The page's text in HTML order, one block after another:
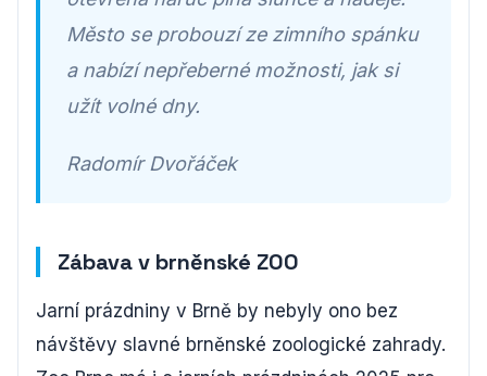
Město se probouzí ze zimního spánku
a nabízí nepřeberné možnosti, jak si
užít volné dny.
Radomír Dvořáček
Zábava v brněnské ZOO
Jarní prázdniny v Brně by nebyly ono bez
návštěvy slavné brněnské zoologické zahrady.